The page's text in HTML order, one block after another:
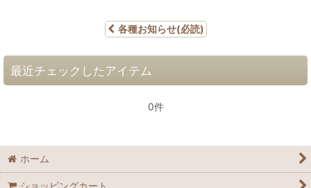
各種お知らせ(必読)
最近チェックしたアイテム
0件
ホーム
ショッピングカート